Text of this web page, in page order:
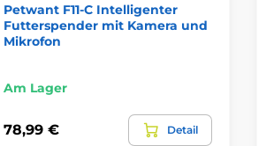
Petwant F11-C Intelligenter
Futterspender mit Kamera und
Mikrofon
Am Lager
78,99 € Detail